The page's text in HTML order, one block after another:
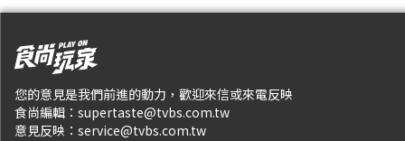
您的意見是我們前進的動力，歡迎來信或來電反映
食尚編輯： supertaste@tvbs.com.tw
意見反映： service@tvbs.com.tw